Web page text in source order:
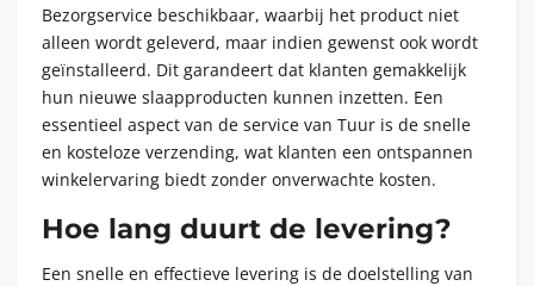
Bezorgservice beschikbaar, waarbij het product niet
alleen wordt geleverd, maar indien gewenst ook wordt
geïnstalleerd. Dit garandeert dat klanten gemakkelijk
hun nieuwe slaapproducten kunnen inzetten. Een
essentieel aspect van de service van Tuur is de snelle
en kosteloze verzending, wat klanten een ontspannen
winkelervaring biedt zonder onverwachte kosten.
Hoe lang duurt de levering?
Een snelle en effectieve levering is de doelstelling van